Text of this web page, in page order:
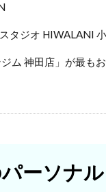
タジオ HIWALANI
ム 神田店」が最もお
ーソナ